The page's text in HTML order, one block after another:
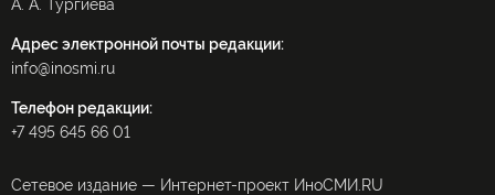
А. А. Тургиева
Адрес электронной почты редакции:
info@inosmi.ru
Телефон редакции:
+7 495 645 66 01
Сетевое издание — Интернет-проект ИноСМИ.RU